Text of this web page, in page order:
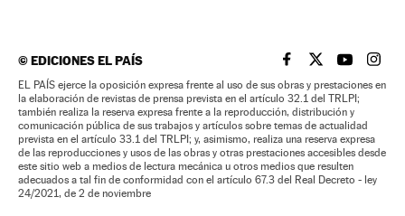
©EDICIONES EL PAÍS EL PAÍS BRASIL EN
EL PAÍSEL PAÍS
EL
EL PAÍS ejerce la oposición expresa frente al uso de sus obras y prestaciones en
la elaboración de revistas de prensa prevista en el artículo 32.1 del TRLPI;
también realiza la reserva expresa frente a la reproducción, distribución y
comunicación pública de sus trabajos y artículos sobre temas de actualidad
prevista en el artículo 33.1 del TRLPI; y, asimismo, realiza una reserva expresa
de las reproducciones y usos de las obras y otras prestaciones accesibles desde
este sitio web a medios de lectura mecánica u otros medios que resulten
adecuados a tal fin de conformidad con el artículo 67.3 del Real Decreto - ley
24/2021, de 2 de noviembre